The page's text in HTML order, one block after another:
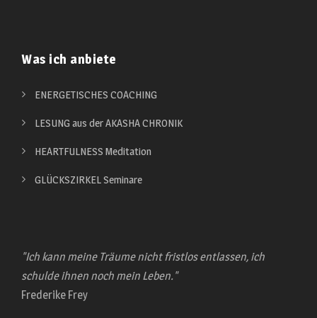
Was ich anbiete
ENERGETISCHES COACHING
LESUNG aus der AKASHA CHRONIK
HEARTFULNESS Meditation
GLÜCKSZIRKEL Seminare
"Ich kann meine Träume nicht fristlos entlassen, ich
schulde ihnen noch mein Leben."
Frederike Frey